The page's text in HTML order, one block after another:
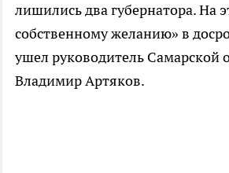
лишились два губернатора. На
собственному желанию» в
ушел руководитель Самарской
Владимир Артяков.